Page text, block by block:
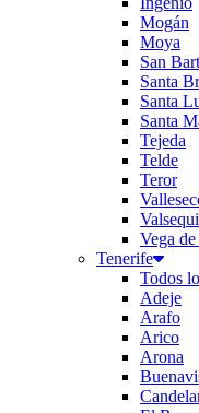
Mogán
Moya
San
Santa
Santa
Santa
Tejeda
Telde
Teror
Vega
Tenerife
Todos
Adeje
Arafo
Arico
Arona